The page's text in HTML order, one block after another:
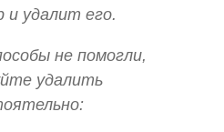
и удалит его.
не помогли,
удалить